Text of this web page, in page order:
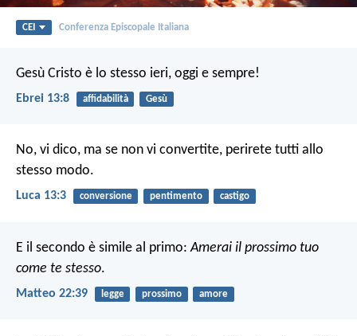
CEI Conferenza Episcopale Italiana
Gesù Cristo è lo stesso ieri, oggi e sempre!
Ebrei 13:8 affidabilità Gesù
No, vi dico, ma se non vi convertite, perirete tutti allo
stesso modo.
Luca 13:3 conversione pentimento castigo
E il secondo è simile al primo:Amerai il prossimo tuo
come te stesso.
Matteo 22:39 legge prossimo amore